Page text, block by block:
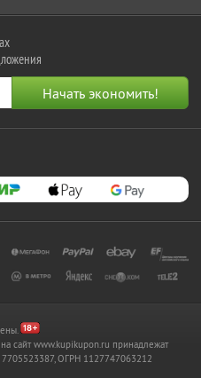
сайт www.kupikupon.ru принадлежат
ОГРН 1127747063212